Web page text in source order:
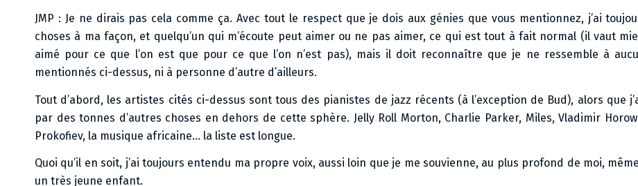
JMP : Je ne dirais pas cela comme ça. Avec tout le respect que je dois aux génies que vous mentionnez, j’ai
choses à ma façon, et quelqu’un qui m’écoute peut aimer ou ne pas aimer, ce qui est tout à fait normal (il vaut
aimé pour ce que l’on est que pour ce que l’on n’est pas), mais il doit reconnaître que je ne ressemble à
mentionnés ci-dessus, ni à personne d’autre d’ailleurs.
Tout d’abord, les artistes cités ci-dessus sont tous des pianistes de jazz récents (à l’exception de Bud), alors que
par des tonnes d’autres choses en dehors de cette sphère. Jelly Roll Morton, Charlie Parker, Miles, Vladimir
Prokofiev, la musique africaine… la liste est longue.
Quoi qu’il en soit, j’ai toujours entendu ma propre voix, aussi loin que je me souvienne, au plus profond de moi,
un très jeune enfant.